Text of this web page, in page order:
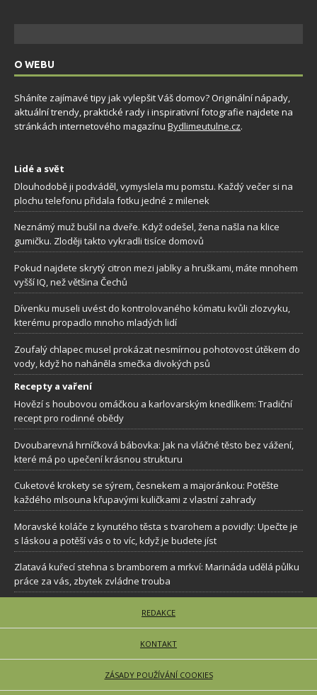
O WEBU
Sháníte zajímavé tipy jak vylepšit Váš domov? Originální nápady,
aktuální trendy, praktické rady i inspirativní fotografie najdete na
stránkách internetového magazínu Bydlimeutulne.cz.
Lidé a svět
Dlouhodobě ji podváděl, vymyslela mu pomstu. Každý večer si na
plochu telefonu přidala fotku jedné z milenek
Neznámý muž bušil na dveře. Když odešel, žena našla na klice
gumičku. Zloději takto vykradli tisíce domovů
Pokud najdete skrytý citron mezi jablky a hruškami, máte mnohem
vyšší IQ, než většina Čechů
Dívenku museli uvést do kontrolovaného kómatu kvůli zlozvyku,
kterému propadlo mnoho mladých lidí
Zoufalý chlapec musel prokázat nesmírnou pohotovost útěkem do
vody, když ho naháněla smečka divokých psů
Recepty a vaření
Hovězí s houbovou omáčkou a karlovarským knedlíkem: Tradiční
recept pro rodinné obědy
Dvoubarevná hrníčková bábovka: Jak na vláčné těsto bez vážení,
které má po upečení krásnou strukturu
Cuketové krokety se sýrem, česnekem a majoránkou: Potěšte
každého mlsouna křupavými kuličkami z vlastní zahrady
Moravské koláče z kynutého těsta s tvarohem a povidly: Upečte je
s láskou a potěší vás o to víc, když je budete jíst
Zlatavá kuřecí stehna s bramborem a mrkví: Marináda udělá půlku
práce za vás, zbytek zvládne trouba
REDAKCE
KONTAKT
ZÁSADY POUŽÍVÁNÍ COOKIES